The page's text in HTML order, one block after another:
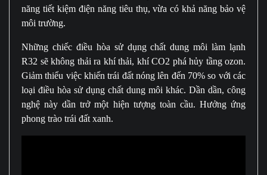
năng tiết kiệm điện năng tiêu thụ, vừa có khả năng bảo vệ
môi trường.
Những chiếc điều hòa sử dụng chất dung môi làm lạnh
R32 sẽ không thải ra khí thải, khí CO2 phá hủy tầng ozon.
Giảm thiểu việc khiến trái đất nóng lên đến 70% so với các
loại điều hòa sử dụng chất dung môi khác. Dần dần, công
nghệ này dần trở một hiện tượng toàn cầu. Hưởng ứng
phong trào trái đất xanh.